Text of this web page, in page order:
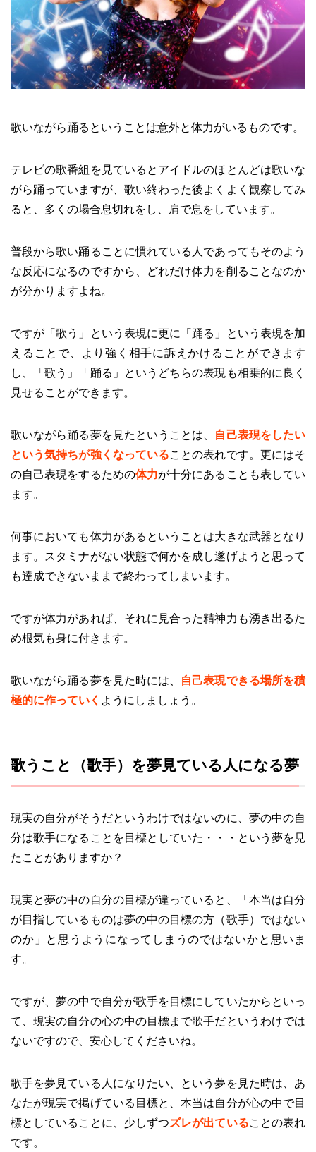
歌いながら踊るということは意外と体力がいるものです。
テレビの歌番組を見ているとアイドルのほとんどは歌いな
がら踊っていますが、歌い終わった後よくよく観察してみ
ると、多くの場合息切れをし、肩で息をしています。
普段から歌い踊ることに慣れている人であってもそのよう
な反応になるのですから、どれだけ体力を削ることなのか
が分かりますよね。
ですが「歌う」という表現に更に「踊る」という表現を加
えることで、より強く相手に訴えかけることができます
し、「歌う」「踊る」というどちらの表現も相乗的に良く
見せることができます。
歌いながら踊る夢を見たということは、 自己表現をしたい
という気持ちが強くなっていることの表れです。更にはそ
の自己表現をするための体力が十分にあることも表してい
ます。
何事においても体力があるということは大きな武器となり
ます。スタミナがない状態で何かを成し遂げようと思って
も達成できないままで終わってしまいます。
ですが体力があれば、それに見合った精神力も湧き出るた
め根気も身に付きます。
歌いながら踊る夢を見た時には、
自己表現できる場所を積
極的に作っていく ようにしましょう。
歌うこと（歌手）を夢見ている人になる夢
現実の自分がそうだというわけではないのに、夢の中の自
分は歌手になることを目標としていた・・・という夢を見
たことがありますか？
現実と夢の中の自分の目標が違っていると、「本当は自分
が目指しているものは夢の中の目標の方（歌手）ではない
のか」と思うようになってしまうのではないかと思いま
す。
ですが、夢の中で自分が歌手を目標にしていたからといっ
て、現実の自分の心の中の目標まで歌手だというわけでは
ないですので、安心してくださいね。
歌手を夢見ている人になりたい、という夢を見た時は、あ
なたが現実で掲げている目標と、本当は自分が心の中で目
標としていることに、少しずつズレが出ていることの表れ
です。